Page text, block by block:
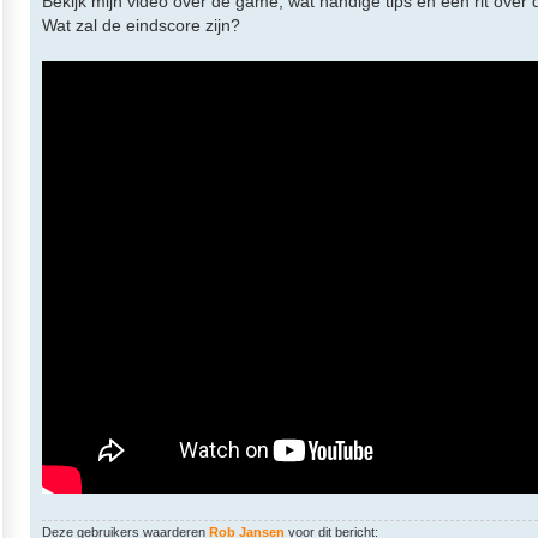
Wat zal de eindscore zijn?
Deze gebruikers waarderen Rob Jansen voor dit bericht: